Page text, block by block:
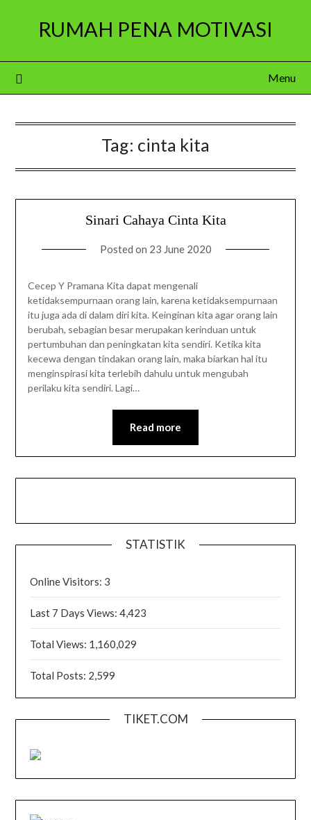
RUMAH PENA MOTIVASI
Menu
Tag: cinta kita
Sinari Cahaya Cinta Kita
Posted on 23 June 2020
Cecep Y Pramana Kita dapat mengenali
ketidaksempurnaan orang lain, karena ketidaksempurnaan
itu juga ada di dalam diri kita. Keinginan kita agar orang lain
berubah, sebagian besar merupakan kerinduan untuk
pertumbuhan dan peningkatan kita sendiri. Ketika kita
kecewa dengan tindakan orang lain, maka biarkan hal itu
menginspirasi kita terlebih dahulu untuk mengubah
perilaku kita sendiri. Lagi…
Read more
STATISTIK
Online Visitors: 3
Last 7 Days Views:4,423
Total Views: 1,160,029
Total Posts: 2,599
TIKET.COM